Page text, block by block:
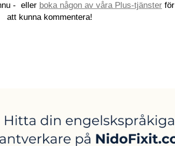
- eller boka någon av våra Plus-tjänsterför
att kunna kommentera!